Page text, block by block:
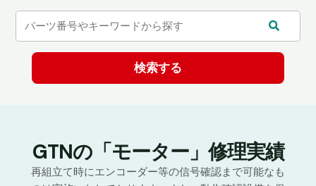
GTNの「モーター」修理実績
再組立て時にエンコーダー等の信号確認まで可能なも